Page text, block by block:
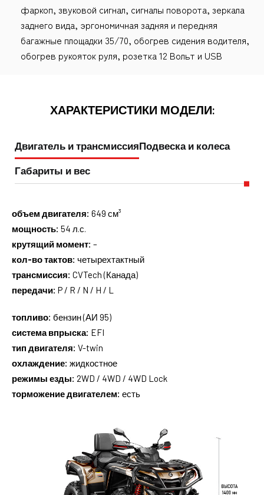
фаркоп, звуковой сигнал, сигналы поворота, зеркала
заднего вида, эргономичная задняя и передняя
багажные площадки 35/70, обогрев сидения водителя,
обогрев рукояток руля, розетка 12 Вольт и USB
ХАРАКТЕРИСТИКИ МОДЕЛИ:
Двигатель и трансмиссияПодвеска и колеса
Габариты и вес
объем двигателя: 649 см³
мощность: 54 л.с.
крутящий момент: –
кол-во тактов: четырехтактный
трансмиссия: CVTech (Канада)
передачи: P / R / N / H / L
топливо: бензин (АИ 95)
система впрыска: EFI
тип двигателя: V-twin
охлаждение: жидкостное
режимы езды: 2WD / 4WD / 4WD Lock
торможение двигателем: есть